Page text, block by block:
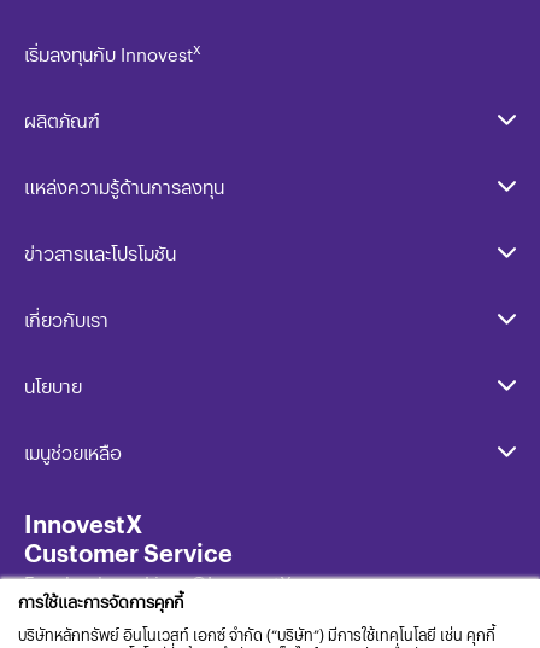
เริ่มลงทุนกับ Innovestx
ผลิตภัณฑ์
แหล่งความรู้ด้านการลงทุน
ข่าวสารและโปรโมชัน
เกี่ยวกับเรา
นโยบาย​
เมนูช่วยเหลือ
InnovestX
Customer Service
Facebook และ Line: @InnovestX
การใช้และการจัดการคุกกี้
บริษัทหลักทรัพย์ อินโนเวสท์ เอกซ์ จำกัด (“บริษัท”) มีการใช้เทคโนโลยี เช่น คุกกี้